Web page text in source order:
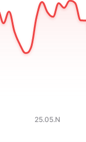
data points.
1 X axis
1 Y axis
25.05.N